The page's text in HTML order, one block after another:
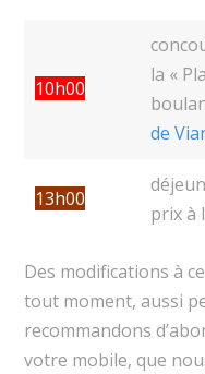
10h00
la «
de
13h00
prix à
Des modifications à
tout moment, aussi
recommandons
votre mobile, que